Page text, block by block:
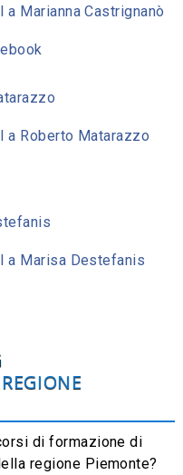
a Marianna Castrignanò
a Roberto Matarazzo
a Marisa Destefanis
di formazione di
regione Piemonte?